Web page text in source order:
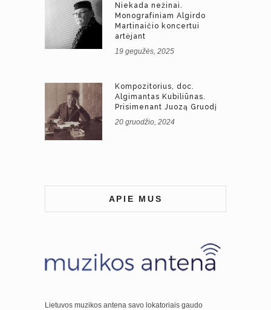
Niekada nežinai.
Monografiniam Algirdo
Martinaičio koncertui
artėjant
19 gegužės, 2025
Kompozitorius, doc.
Algimantas Kubiliūnas.
Prisimenant Juozą Gruodį
20 gruodžio, 2024
APIE MUS
Lietuvos muzikos antena savo lokatoriais gaudo